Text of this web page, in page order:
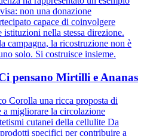
non una donazione
capace di coinvolgere
nella stessa direzione.
campagna, la ricostruzione non è
solo. Si costruisce insieme.
pensano Mirtilli e Ananas
Corolla una ricca proposta di
migliorare la circolazione
cutanei della cellulite Da
specifici per contribuire a